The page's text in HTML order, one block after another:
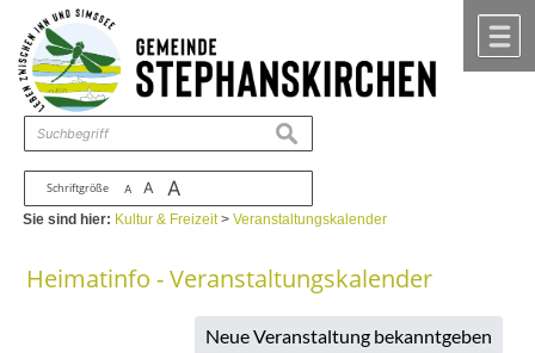
Zum Inhalt ,zur Navigation
Schriftgröße A A A
suchen
Sie sind hier: Kultur & Freizeit>Veranstaltungskalender
Heimatinfo - Veranstaltungskalender